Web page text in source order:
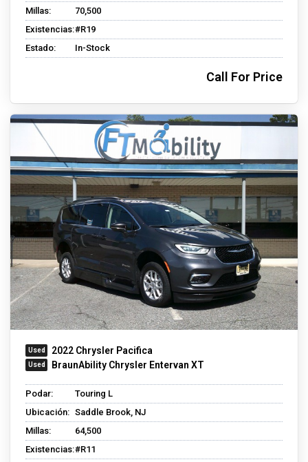
Millas:
70,500
Existencias:#R19
Estado:
In-Stock
Call For Price
2022 Chrysler Pacifica
BraunAbility Chrysler Entervan XT
Podar:
Touring L
Ubicación: Saddle Brook, NJ
Millas:
64,500
Existencias:#R11